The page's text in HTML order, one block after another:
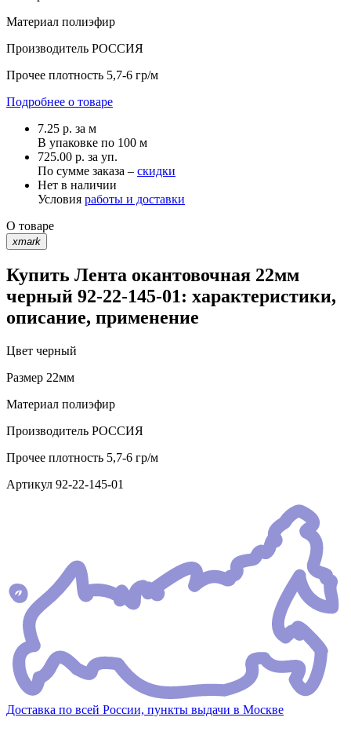
Материал полиэфир
Производитель РОССИЯ
Прочее плотность 5,7-6 гр/м
Подробнее о товаре
7.25 р. за м
В упаковке по 100 м
725.00 р. за уп.
По сумме заказа – скидки
Нет в наличии
Условия работы и доставки
О товаре
xmark
Купить Лента окантовочная 22мм
черный 92-22-145-01: характеристики,
описание, применение
Цвет черный
Размер 22мм
Материал полиэфир
Производитель РОССИЯ
Прочее плотность 5,7-6 гр/м
Артикул 92-22-145-01
Доставка по всей России, пункты выдачи в Москве